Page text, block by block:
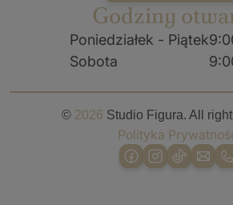
Godziny
Poniedziałek - Piątek
Sobota
© 2026 Studio Figura. All
Polityka